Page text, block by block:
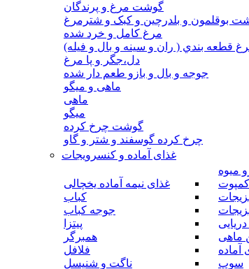
گوشت مرغ و پرندگان
بوقلمون و بلدرچین و کبک و شترمرغ
مرغ کامل و خرد شده
قطعه بندي ( ران و سينه و بال و فيله)
دل،جگر و پا مرغ
جوجه و بال و بازو طعم دار شده
ماهی و میگو
ماهی
میگو
گوشت چرخ کرده
چرخ کرده گوسفند و شتر و گاو
غذای آماده و کنسرویجات
میوه
کمپوت
ماهی
آماده
سوپ
غذای نیمه آماده یخچالی
کباب
جوجه کباب
پیتزا
همبرگر
فلافل
ناگت و شنیسل